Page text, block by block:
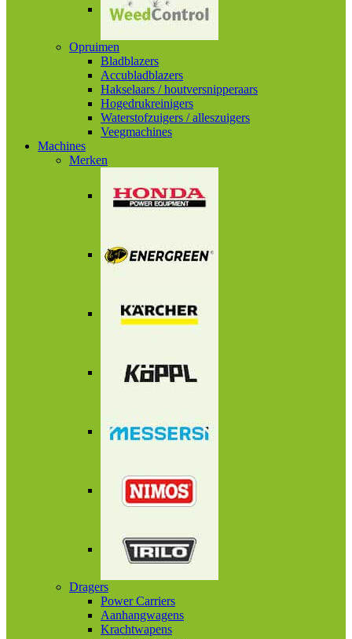
Opruimen
Bladblazers
Accubladblazers
Hakselaars / houtversnipperaars
Hogedrukreinigers
Waterstofzuigers / alleszuigers
Veegmachines
Machines
Merken
Dragers
Power Carriers
Aanhangwagens
Krachtwapens